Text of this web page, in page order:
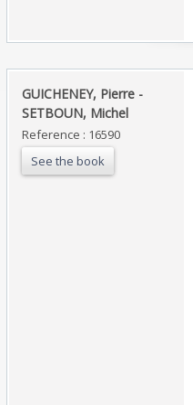
‎GUICHENEY, Pierre -
SETBOUN, Michel‎
Reference : 16590
See the book